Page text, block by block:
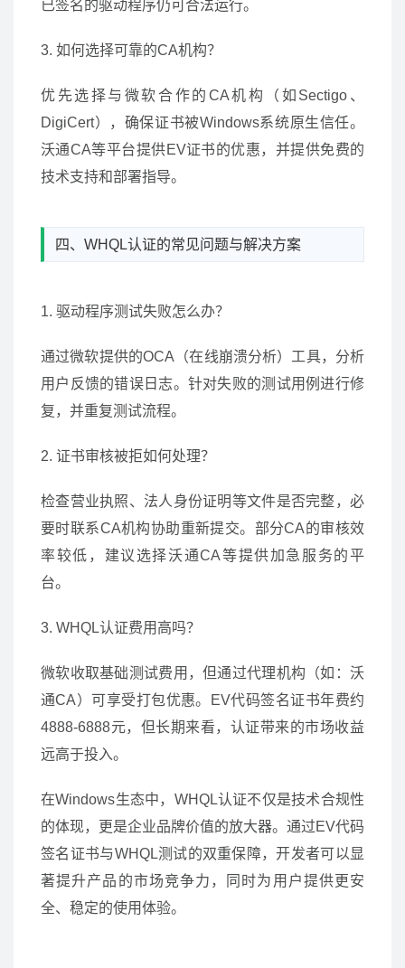
已签名的驱动程序仍可合法运行。
3. 如何选择可靠的CA机构？
优先选择与微软合作的CA机构（如Sectigo、
DigiCert），确保证书被Windows系统原生信任。
沃通CA等平台提供EV证书的优惠，并提供免费的
技术支持和部署指导。
四、WHQL认证的常见问题与解决方案
1. 驱动程序测试失败怎么办？
通过微软提供的OCA（在线崩溃分析）工具，分析
用户反馈的错误日志。针对失败的测试用例进行修
复，并重复测试流程。
2. 证书审核被拒如何处理？
检查营业执照、法人身份证明等文件是否完整，必
要时联系CA机构协助重新提交。部分CA的审核效
率较低，建议选择沃通CA等提供加急服务的平
台。
3. WHQL认证费用高吗？
微软收取基础测试费用，但通过代理机构（如：沃
通CA）可享受打包优惠。EV代码签名证书年费约
4888-6888元，但长期来看，认证带来的市场收益
远高于投入。
在Windows生态中，WHQL认证不仅是技术合规性
的体现，更是企业品牌价值的放大器。通过EV代码
签名证书与WHQL测试的双重保障，开发者可以显
著提升产品的市场竞争力，同时为用户提供更安
全、稳定的使用体验。